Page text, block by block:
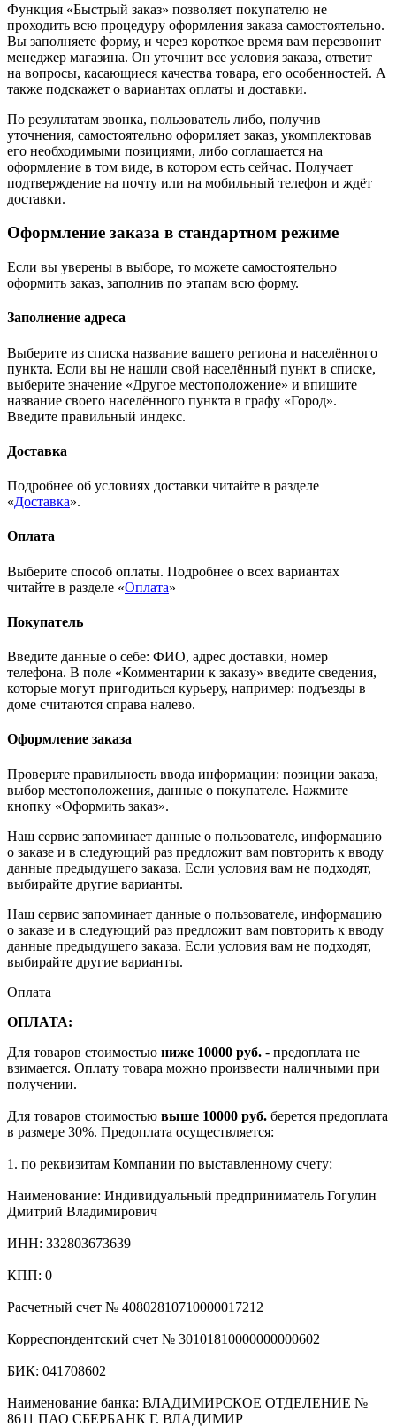
Функция «Быстрый заказ» позволяет покупателю не
проходить всю процедуру оформления заказа самостоятельно.
Вы заполняете форму, и через короткое время вам перезвонит
менеджер магазина. Он уточнит все условия заказа, ответит
на вопросы, касающиеся качества товара, его особенностей. А
также подскажет о вариантах оплаты и доставки.
По результатам звонка, пользователь либо, получив
уточнения, самостоятельно оформляет заказ, укомплектовав
его необходимыми позициями, либо соглашается на
оформление в том виде, в котором есть сейчас. Получает
подтверждение на почту или на мобильный телефон и ждёт
доставки.
Оформление заказа в стандартном режиме
Если вы уверены в выборе, то можете самостоятельно
оформить заказ, заполнив по этапам всю форму.
Заполнение адреса
Выберите из списка название вашего региона и населённого
пункта. Если вы не нашли свой населённый пункт в списке,
выберите значение «Другое местоположение» и впишите
название своего населённого пункта в графу «Город».
Введите правильный индекс.
Доставка
Подробнее об условиях доставки читайте в разделе
«Доставка».
Оплата
Выберите способ оплаты. Подробнее о всех вариантах
читайте в разделе «Оплата»
Покупатель
Введите данные о себе: ФИО, адрес доставки, номер
телефона. В поле «Комментарии к заказу» введите сведения,
которые могут пригодиться курьеру, например: подъезды в
доме считаются справа налево.
Оформление заказа
Проверьте правильность ввода информации: позиции заказа,
выбор местоположения, данные о покупателе. Нажмите
кнопку «Оформить заказ».
Наш сервис запоминает данные о пользователе, информацию
о заказе и в следующий раз предложит вам повторить к вводу
данные предыдущего заказа. Если условия вам не подходят,
выбирайте другие варианты.
Наш сервис запоминает данные о пользователе, информацию
о заказе и в следующий раз предложит вам повторить к вводу
данные предыдущего заказа. Если условия вам не подходят,
выбирайте другие варианты.
Оплата
ОПЛАТА:
Для товаров стоимостью ниже 10000 руб. - предоплата не
взимается. Оплату товара можно произвести наличными при
получении.
Для товаров стоимостью выше 10000 руб. берется предоплата
в размере 30%. Предоплата осуществляется:
1. по реквизитам Компании по выставленному счету:
Наименование: Индивидуальный предприниматель Гогулин
Дмитрий Владимирович
ИНН: 332803673639
КПП: 0
Расчетный счет № 40802810710000017212
Корреспондентский счет № 30101810000000000602
БИК: 041708602
Наименование банка: ВЛАДИМИРСКОЕ ОТДЕЛЕНИЕ №
8611 ПАО СБЕРБАНК Г. ВЛАДИМИР